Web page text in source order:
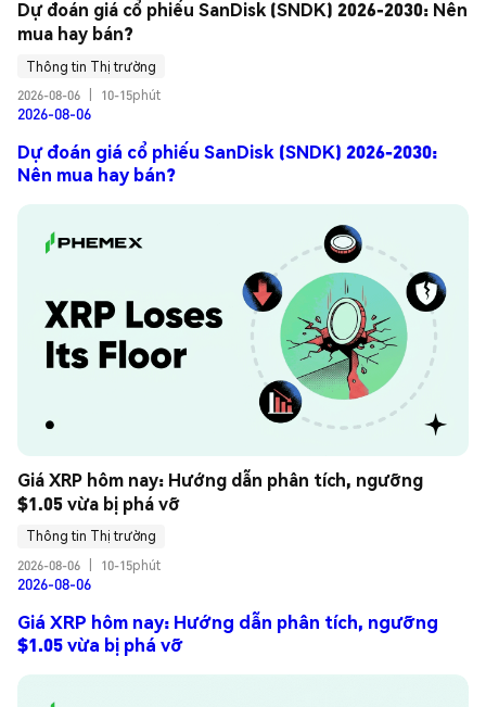
Dự đoán giá cổ phiếu SanDisk (SNDK) 2026-2030: Nên
mua hay bán?
Thông tin Thị trường
2026-08-06
10-15phút
2026-08-06
Dự đoán giá cổ phiếu SanDisk (SNDK) 2026-2030:
Nên mua hay bán?
Giá XRP hôm nay: Hướng dẫn phân tích, ngưỡng
$1.05 vừa bị phá vỡ
Thông tin Thị trường
2026-08-06
10-15phút
2026-08-06
Giá XRP hôm nay: Hướng dẫn phân tích, ngưỡng
$1.05 vừa bị phá vỡ